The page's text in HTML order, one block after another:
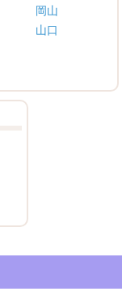
岡山
山口